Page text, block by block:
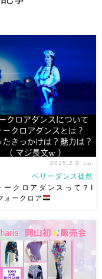
月祝）に香川の Yucco先
でAwalem WSを開催さ
ただくにあたり想いを綴
した（最初の写真は
です) ①フォーク
2025.2.8 sat.
ベリーダンス徒然
クロアダンスって？I
ォークロア